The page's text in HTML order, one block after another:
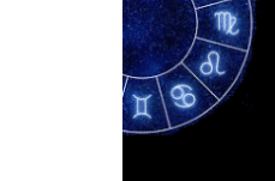
Analizy